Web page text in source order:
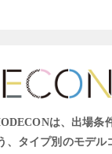
は、出場条
、タイプ別のモデル